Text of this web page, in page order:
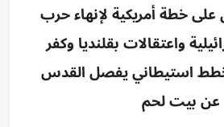
على خطة أمريكية لإنهاء حرب
واعتقالات بقلنديا وكفر
استيطاني يفصل القدس
عن بيت لحم